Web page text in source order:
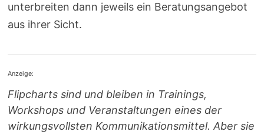
unterbreiten dann jeweils ein Beratungsangebot
aus ihrer Sicht.
Anzeige:
Flipcharts sind und bleiben in Trainings,
Workshops und Veranstaltungen eines der
wirkungsvollsten Kommunikations­mittel. Aber sie